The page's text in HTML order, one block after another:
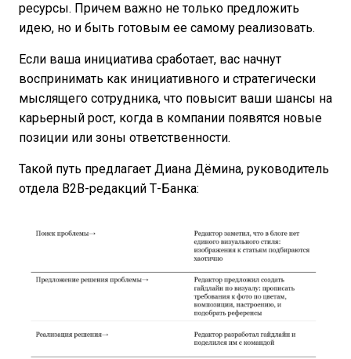
ресурсы. Причем важно не только предложить
идею, но и быть готовым ее самому реализовать.
Если ваша инициатива сработает, вас начнут
воспринимать как инициативного и стратегически
мыслящего сотрудника, что повысит ваши шансы на
карьерный рост, когда в компании появятся новые
позиции или зоны ответственности.
Такой путь предлагает Диана Дёмина, руководитель
отдела B2B-редакций Т-Банка: